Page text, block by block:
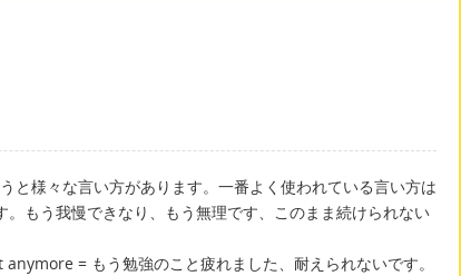
と様々な言い方があります。一番よく使われている言い方は
もう我慢できなり、もう無理です、このまま続けられない
= もう勉強のこと疲れました、耐えられないです。